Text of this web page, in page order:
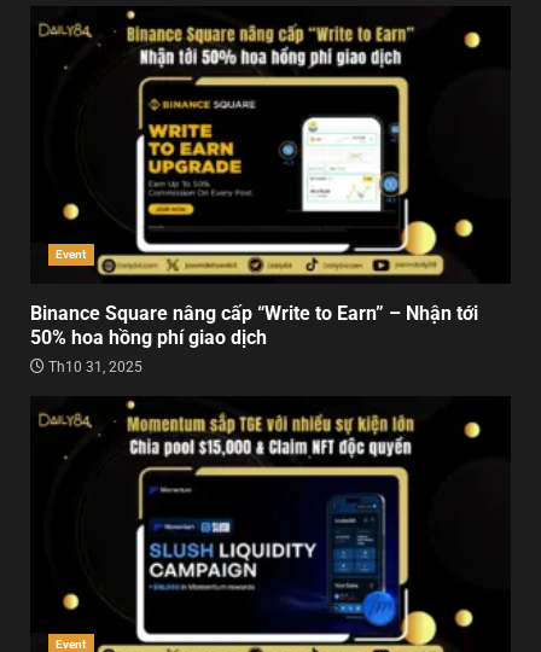
Event
Binance Square nâng cấp “Write to Earn” – Nhận tới
50% hoa hồng phí giao dịch
Th10 31, 2025
Event